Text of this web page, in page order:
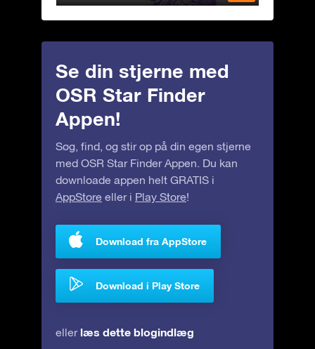
Se din stjerne med
OSR Star Finder
Appen!
Søg, find, og stir op på din egen stjerne
med OSR Star Finder Appen. Du kan
downloade appen helt GRATIS i
AppStore eller i Play Store!
Download fra AppStore
Download i Play Store
eller læs dette blogindlæg